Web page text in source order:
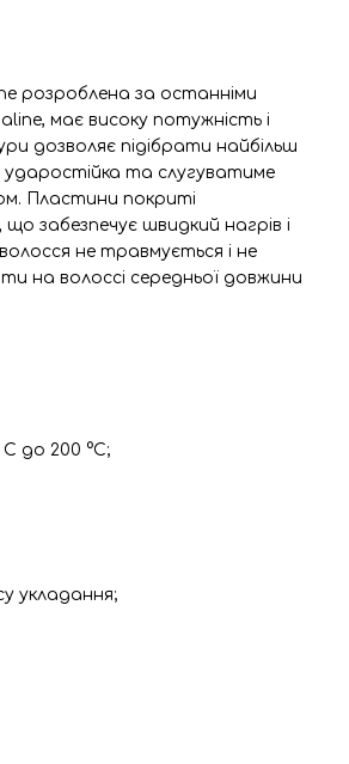
розроблена за останніми
має високу потужність і
дозволяє підібрати найбільш
та слугуватиме
Пластини покриті
забезпечує швидкий нагрів і
не травмується і не
на волоссі середньої довжини
до 200 °C;
укладання;